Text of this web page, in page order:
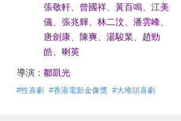
張敬軒、 曾國祥、 黃百鳴、 江美
儀、 張兆輝、 林二汶 潘雲峰、
唐劍康、 陳爽、 湯駿業
趙勁
皓、 喇英
導演： 鄒凱光
#性喜劇 #香港電影金像獎 #大堆頭喜劇